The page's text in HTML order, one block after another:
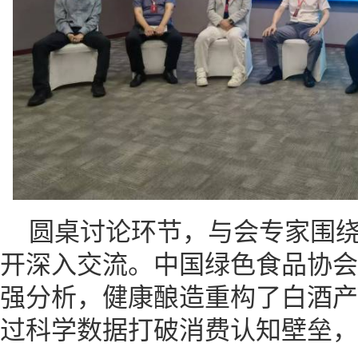
圆桌讨论环节，与会专家围
开深入交流。中国绿色食品协
强分析，健康酿造重构了白酒
过科学数据打破消费认知壁垒